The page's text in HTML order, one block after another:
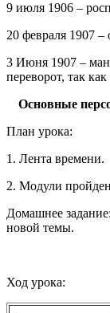
9 июля 1906 –
20 февраля 1907
3 Июня 1907 –
переворот, так
Основные
План урока:
1. Лента времени.
2. Модули
Домашнее
новой темы.
Ход урока: